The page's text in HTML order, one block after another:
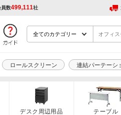
員数499,111社
ロールスクリーン 連結パーテーシ
デスク周辺用品 テーブル